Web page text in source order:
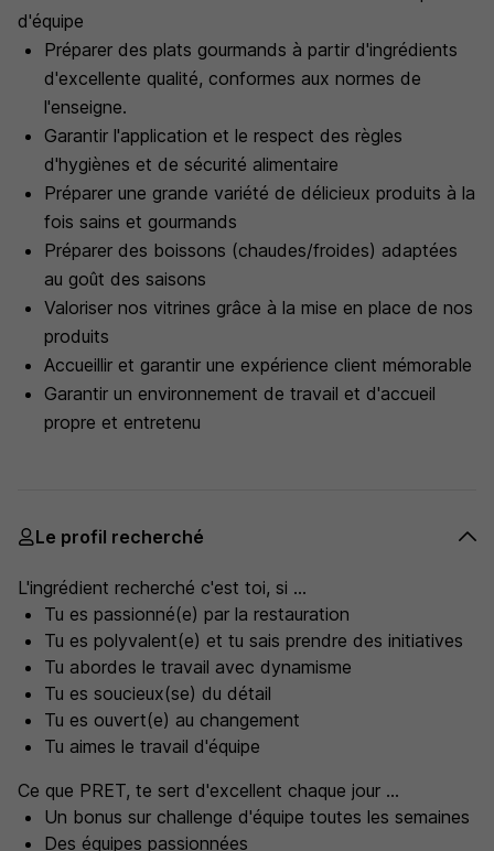
d'équipe
Préparer des plats gourmands à partir d'ingrédients
d'excellente qualité, conformes aux normes de
l'enseigne.
Garantir l'application et le respect des règles
d'hygiènes et de sécurité alimentaire
Préparer une grande variété de délicieux produits à la
fois sains et gourmands
Préparer des boissons (chaudes/froides) adaptées
au goût des saisons
Valoriser nos vitrines grâce à la mise en place de nos
produits
Accueillir et garantir une expérience client mémorable
Garantir un environnement de travail et d'accueil
propre et entretenu
Le profil recherché
L'ingrédient recherché c'est toi, si ...
Tu es passionné(e) par la restauration
Tu es polyvalent(e) et tu sais prendre des initiatives
Tu abordes le travail avec dynamisme
Tu es soucieux(se) du détail
Tu es ouvert(e) au changement
Tu aimes le travail d'équipe
Ce que PRET, te sert d'excellent chaque jour ...
Un bonus sur challenge d'équipe toutes les semaines
Des équipes passionnées